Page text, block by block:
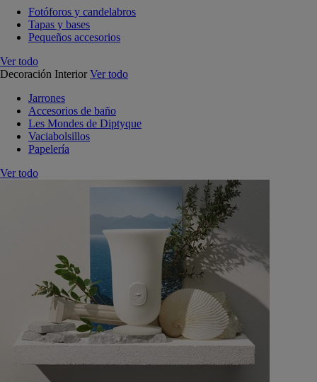
Fotóforos y candelabros
Tapas y bases
Pequeños accesorios
Ver todo
Decoración Interior Ver todo
Jarrones
Accesorios de baño
Les Mondes de Diptyque
Vaciabolsillos
Papelería
Ver todo